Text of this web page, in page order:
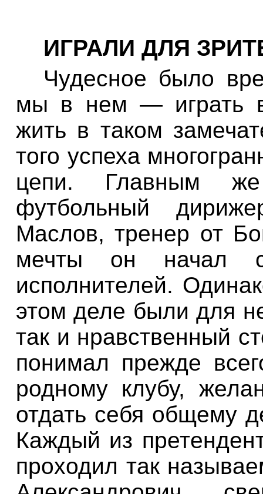
ИГРАЛИ ДЛЯ
Чудесное было
мы в нем — играть в
жить в таком
того успеха
цепи. Главным
футбольный
Маслов, тренер от
мечты он начал
исполнителей.
этом деле были для
так и нравственный
понимал прежде
родному клубу,
отдать себя общему
Каждый из
проходил так